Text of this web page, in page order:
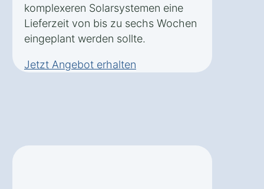
komplexeren Solarsystemen eine
Lieferzeit von bis zu sechs Wochen
eingeplant werden sollte.
Jetzt Angebot erhalten